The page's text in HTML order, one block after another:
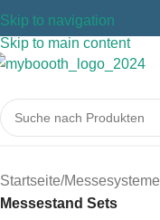
Skip to navigation
Skip to main content
Startseite Messesysteme
Messestand Sets